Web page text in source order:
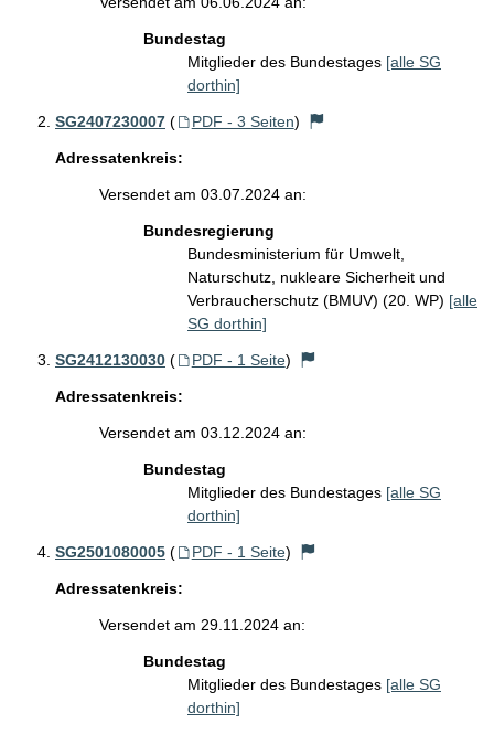
Bundestag
Mitglieder des Bundestages [alle SG
dorthin]
SG2407230007 ( PDF - 3 Seiten)
Adressatenkreis:
Versendet am 03.07.2024 an:
Bundesregierung
Bundesministerium für Umwelt,
Naturschutz, nukleare Sicherheit und
Verbraucherschutz (BMUV) (20. WP) [alle
SG dorthin]
SG2412130030 ( PDF - 1 Seite)
Adressatenkreis:
Versendet am 03.12.2024 an:
Bundestag
Mitglieder des Bundestages [alle SG
dorthin]
SG2501080005 ( PDF - 1 Seite)
Adressatenkreis:
Versendet am 29.11.2024 an:
Bundestag
Mitglieder des Bundestages [alle SG
dorthin]